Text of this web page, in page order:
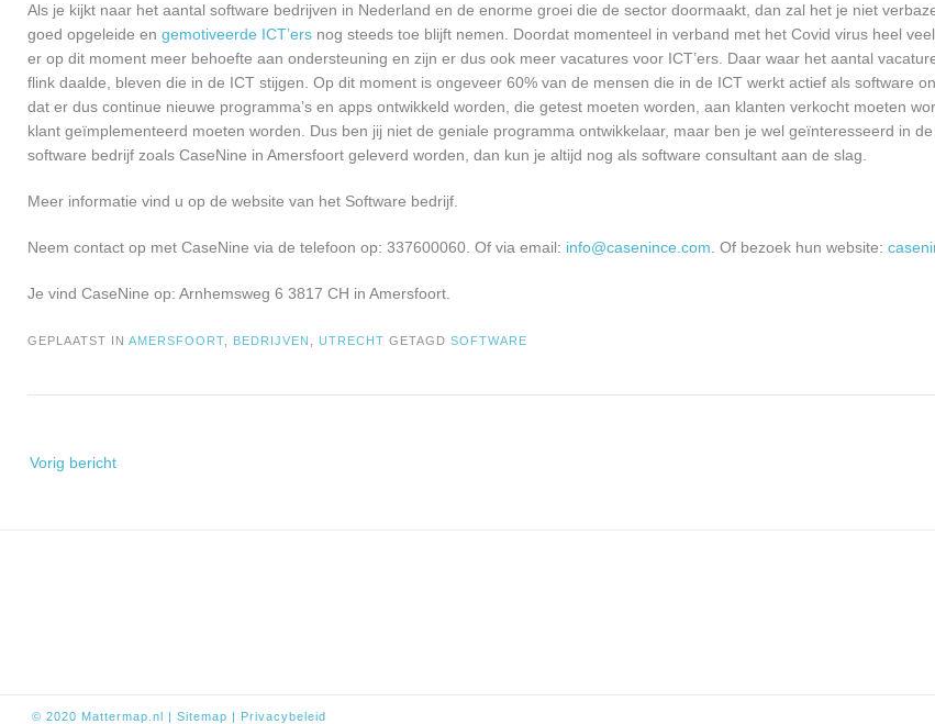
Als je kijkt naar het aantal software bedrijven in Nederland en de enorme groei die de sector doormaakt, dan zal het je niet
goed opgeleide en gemotiveerde ICT’ers nog steeds toe blijft nemen. Doordat momenteel in verband met het Covid virus heel
er op dit moment meer behoefte aan ondersteuning en zijn er dus ook meer vacatures voor ICT’ers. Daar waar het aantal
flink daalde, bleven die in de ICT stijgen. Op dit moment is ongeveer 60% van de mensen die in de ICT werkt actief als software
dat er dus continue nieuwe programma’s en apps ontwikkeld worden, die getest moeten worden, aan klanten verkocht moeten
klant geïmplementeerd moeten worden. Dus ben jij niet de geniale programma ontwikkelaar, maar ben je wel geïnteresseerd in
software bedrijf zoals CaseNine in Amersfoort geleverd worden, dan kun je altijd nog als software consultant aan de slag.
Meer informatie vind u op de website van het Software bedrijf.
Neem contact op met CaseNine via de telefoon op: 337600060. Of via email: info@casenince.com . Of bezoek hun website:
Je vind CaseNine op: Arnhemsweg 6 3817 CH in Amersfoort.
GEPLAATST IN AMERSFOORT BEDRIJVEN UTRECHT GETAGD SOFTWARE
navigatie
Vorig bericht
© 2020 Mattermap.nl | Sitemap | Privacybeleid